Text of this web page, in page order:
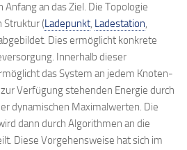
an das Ziel. Die Topologie
Struktur (Ladepunkt, Ladestation,
Dies ermöglicht konkrete
Innerhalb dieser
das System an jedem Knoten­
Verfügung stehenden Energie durch
dynamischen Maximalwer­ten. Die
dann durch Algorithmen an die
Diese Vorgehensweise hat sich im